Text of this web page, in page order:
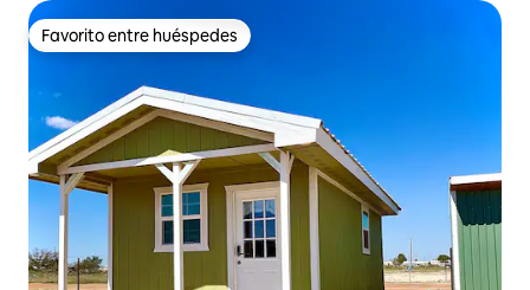
Favorito entre huéspedes
Favorito entre huéspedes